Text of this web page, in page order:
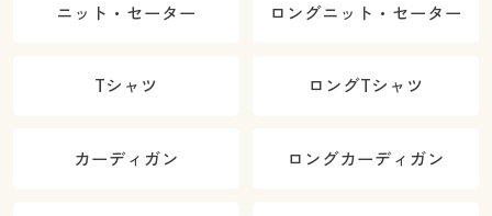
ニット・セーター ロングニット・セーター
Tシャツ ロングTシャツ
カーディガン ロングカーディガン